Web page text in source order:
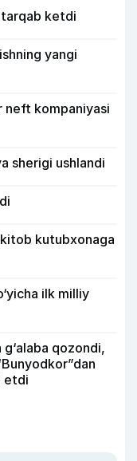
ketdi
yangi
neft kompaniyasi
sherigi ushlandi
kutubxonaga
ilk milliy
qozondi,
etdi